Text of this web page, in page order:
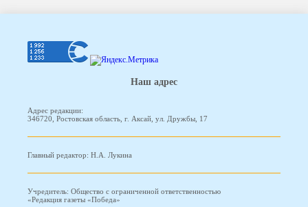
Наш адрес
Адрес редакции:
346720, Ростовская область, г. Аксай, ул. Дружбы, 17
Главный редактор: Н.А. Лукина
Учредитель: Общество с ограниченной ответственностью
«Редакция газеты «Победа»